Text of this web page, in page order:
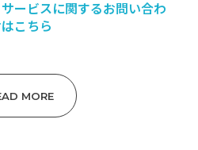
ビスに関するお問い合わ
こちら
MORE